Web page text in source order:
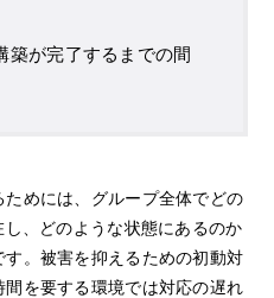
築が完了するまでの間
めには、グループ全体でどの
、どのような状態にあるのか
。被害を抑えるための初動対
を要する環境では対応の遅れ